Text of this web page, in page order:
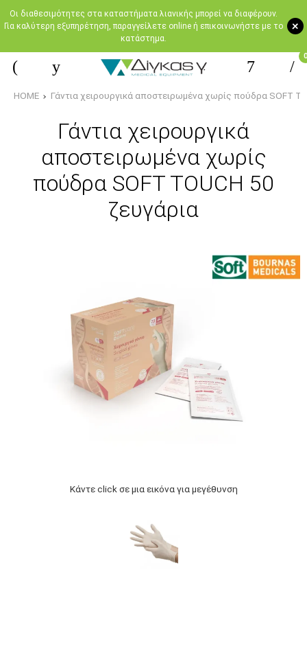
+
Oι διαθεσιμότητες στα καταστήματα λιανικής μπορεί να διαφέρουν.
Για καλύτερη εξυπηρέτηση, παραγγείλετε online ή επικοινωνήστε με το
κατάστημα.
0
HOME Γάντια χειρουργικά αποστειρωμένα χωρίς πούδρα SOFT
Γάντια χειρουργικά
αποστειρωμένα χωρίς
πούδρα SOFT TOUCH 50
ζευγάρια
Κάντε click σε μια εικόνα για μεγέθυνση